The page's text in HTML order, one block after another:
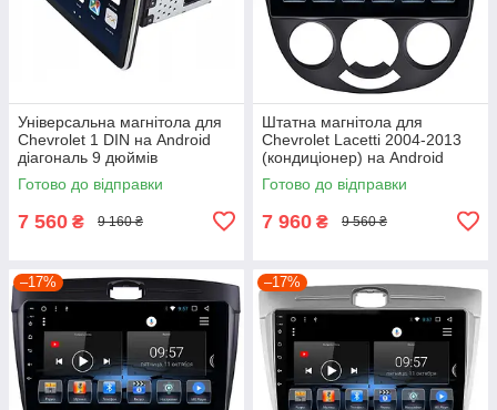
Універсальна магнітола для
Chevrolet 1 DIN на Android
діагональ 9 дюймів
Готово до відправки
7 560 ₴ 9 160 ₴
Штатна магнітола для
Chevrolet Lacetti 2004-2013
(кондиціонер) на Android
Готово до відправки
7 960 ₴ 9 560 ₴
–17% –17%